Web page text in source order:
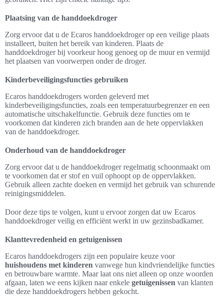
Plaatsing van de handdoekdroger
Zorg ervoor dat u de Ecaros handdoekdroger op een veilige plaats
installeert, buiten het bereik van kinderen. Plaats de
handdoekdroger bij voorkeur hoog genoeg op de muur en vermijd
het plaatsen van voorwerpen onder de droger.
Kinderbeveiligingsfuncties gebruiken
Ecaros handdoekdrogers worden geleverd met
kinderbeveiligingsfuncties, zoals een temperatuurbegrenzer en een
automatische uitschakelfunctie. Gebruik deze functies om te
voorkomen dat kinderen zich branden aan de hete oppervlakken
van de handdoekdroger.
Onderhoud van de handdoekdroger
Zorg ervoor dat u de handdoekdroger regelmatig schoonmaakt om
te voorkomen dat er stof en vuil ophoopt op de oppervlakken.
Gebruik alleen zachte doeken en vermijd het gebruik van schurende
reinigingsmiddelen.
Door deze tips te volgen, kunt u ervoor zorgen dat uw Ecaros
handdoekdroger veilig en efficiënt werkt in uw gezinsbadkamer.
Klanttevredenheid en getuigenissen
Ecaros handdoekdrogers zijn een populaire keuze voor
huishoudens met kinderen vanwege hun kindvriendelijke functies
en betrouwbare warmte. Maar laat ons niet alleen op onze woorden
afgaan, laten we eens kijken naar enkele getuigenissen van klanten
die deze handdoekdrogers hebben gekocht.